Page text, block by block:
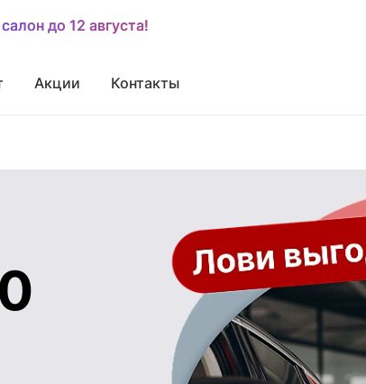
до 12 августа!
до 12 августа!
Акции Контакты